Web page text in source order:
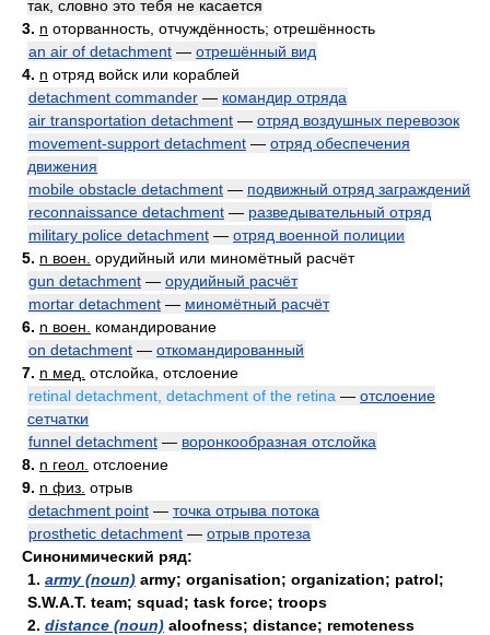
так, словно это тебя не касается
3. n оторванность, отчуждённость; отрешённость
an air of detachment — отрешённый вид
4. n отряд войск или кораблей
detachment commander — командир отряда
air transportation detachment — отряд воздушных перевозок
movement-support detachment — отряд обеспечения
движения
mobile obstacle detachment — подвижный отряд заграждений
reconnaissance detachment — разведывательный отряд
military police detachment — отряд военной полиции
5. n воен. орудийный или миномётный расчёт
gun detachment — орудийный расчёт
mortar detachment — миномётный расчёт
6. n воен.
командирование
on detachment — откомандированный
7. n мед. отслойка, отслоение
retinal detachment, detachment of the retina — отслоение
сетчатки
funnel detachment — воронкообразная отслойка
8. n геол. отслоение
9. n физ. отрыв
detachment point — точка отрыва потока
prosthetic detachment — отрыв протеза
Синонимический ряд:
1. army (noun) army; organisation; organization; patrol;
S.W.A.T. team; squad; task force; troops
2. distance (noun) aloofness; distance; remoteness